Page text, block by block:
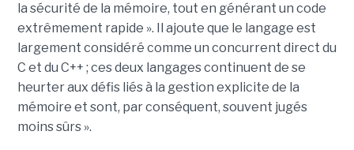
la sécurité de la mémoire, tout en générant un code
extrêmement rapide ». Il ajoute que le langage est
largement considéré comme un concurrent direct du
C et du C++ ; ces deux langages continuent de se
heurter aux défis liés à la gestion explicite de la
mémoire et sont, par conséquent, souvent jugés
moins sûrs ».